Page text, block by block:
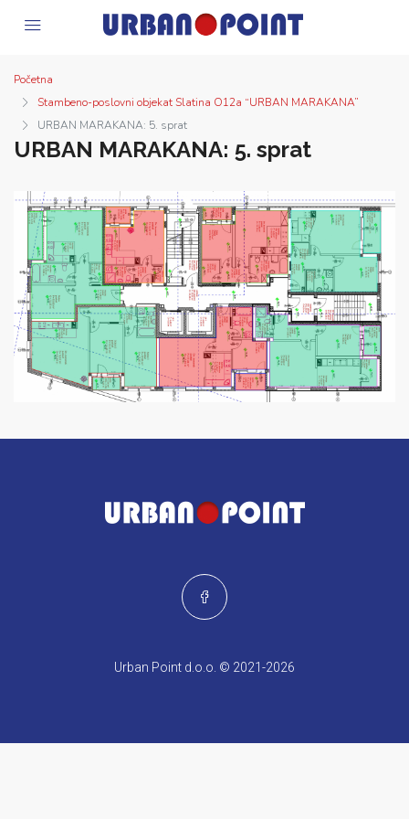
Početna
Stambeno-poslovni objekat Slatina O12a “URBAN MARAKANA”
URBAN MARAKANA: 5. sprat
URBAN MARAKANA: 5. sprat
Urban Point d.o.o. © 2021-2026